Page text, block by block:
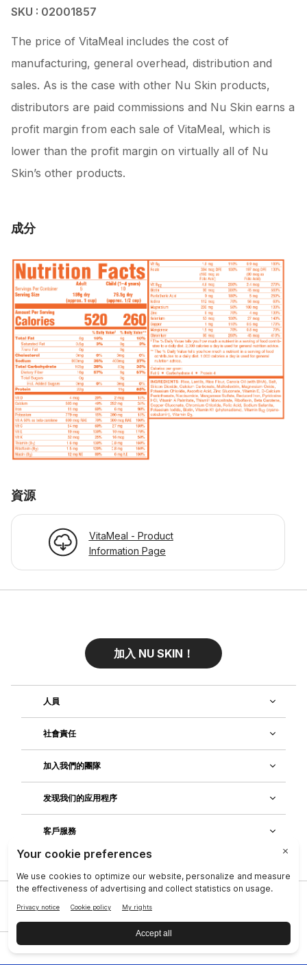
SKU : 02001857
The price of VitaMeal includes the cost of
manufacturing, general overhead, distribution and
sales. As is the case with other Nu Skin products,
distributors are paid commissions and Nu Skin earns a
profit margin from each sale of VitaMeal, which is
lower than the profit margin on virtually all of Nu
Skin’s other products.
成分
資源
VitaMeal - Product
Information Page
加入 NU SKIN！
人員
社會責任
加入我們的團隊
发现我们的应用程序
客戶服務